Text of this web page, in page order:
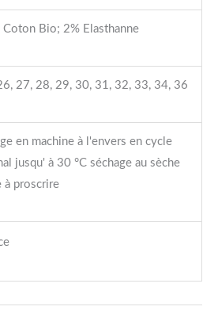
Coton Bio; 2% Elasthanne
27, 28, 29, 30, 31, 32, 33, 34, 36
en machine à l'envers en cycle
jusqu' à 30 °C séchage au sèche
à proscrire